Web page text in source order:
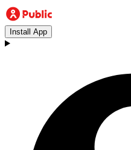
Install App